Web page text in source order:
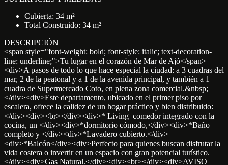
Cubierta: 34 m²
Total Construido: 34 m²
DESCRIPCIÓN
<span style="font-weight: bold; font-style: italic; text-decoration-
line: underline;">Tu lugar en el corazón de Mar de Ajó</span>
<div>A pasos de todo lo que hace especial la ciudad: a 3 cuadras del
mar, 2 de la peatonal y a 1 de la avenida principal, y también a 1
cuadra de Supermercado Coto, en plena zona comercial.&nbsp;
</div><div>Este departamento, ubicado en el primer piso por
escalera, ofrece la calidez de un hogar práctico y bien distribuido:
</div><div><br></div><div>* Living–comedor integrado con la
cocina, un </div><div>*dormitorio cómodo,</div><div>*Baño
completo y </div><div>*Lavadero cubierto.</div>
<div>*Balcón</div><div>Perfecto para quienes buscan disfrutar la
vida costera o invertir en un espacio con gran potencial turístico.
</div><div>Gas Natural.</div><div><br></div><div>AVISO